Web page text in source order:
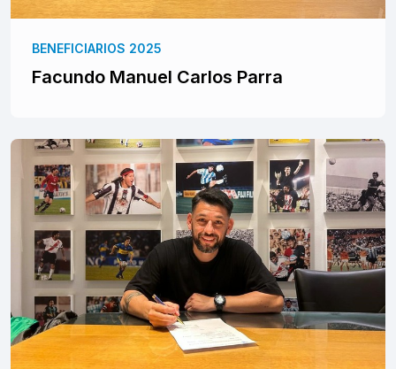
BENEFICIARIOS 2025
Facundo Manuel Carlos Parra